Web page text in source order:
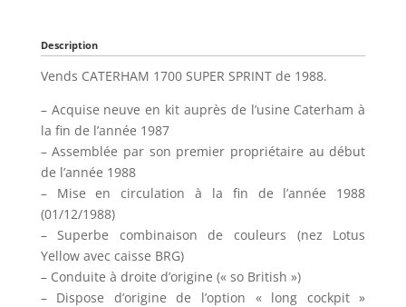
Description
Vends CATERHAM 1700 SUPER SPRINT de 1988.
– Acquise neuve en kit auprès de l’usine Caterham à
la fin de l’année 1987
– Assemblée par son premier propriétaire au début
de l’année 1988
– Mise en circulation à la fin de l’année 1988
(01/12/1988)
– Superbe combinaison de couleurs (nez Lotus
Yellow avec caisse BRG)
– Conduite à droite d’origine (« so British »)
– Dispose d’origine de l’option « long cockpit »